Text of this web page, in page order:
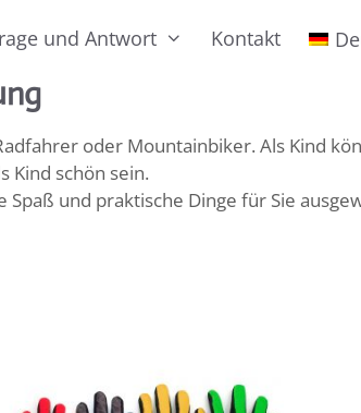
und Antwort Kontakt
oder Mountainbiker. Als Kind
Kind schön sein.
und praktische Dinge für Sie